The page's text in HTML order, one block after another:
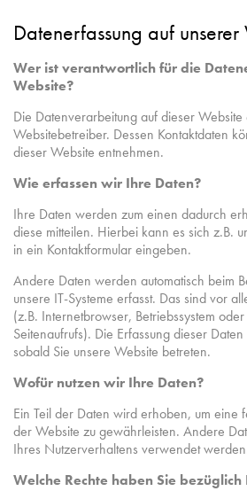
Datenerfassung auf
Wer ist verantwortlich für die
Website?
Die Datenverarbeitung auf dieser
Websitebetreiber. Dessen Kontaktdaten
dieser Website entnehmen.
Wie erfassen wir Ihre Daten?
Ihre Daten werden zum einen dadurch
diese mitteilen. Hierbei kann es sich z.B.
in ein Kontaktformular eingeben.
Andere Daten werden automatisch beim
unsere IT-Systeme erfasst. Das sind vor
(z.B. Internetbrowser, Betriebssystem
Seitenaufrufs). Die Erfassung dieser
sobald Sie unsere Website betreten.
Wofür nutzen wir Ihre Daten?
Ein Teil der Daten wird erhoben, um eine
der Website zu gewährleisten. Andere
Ihres Nutzerverhaltens verwendet
Welche Rechte haben Sie